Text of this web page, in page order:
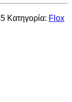
Κατηγορία: Flox